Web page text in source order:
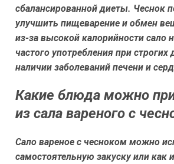
сбалансированной диеты. Чеснок
улучшить пищеварение и обмен
из-за высокой калорийности сало
частого употребления при строгих
наличии заболеваний печени и
Какие блюда можно
из сала вареного с
Сало вареное с чесноком можно
самостоятельную закуску или как